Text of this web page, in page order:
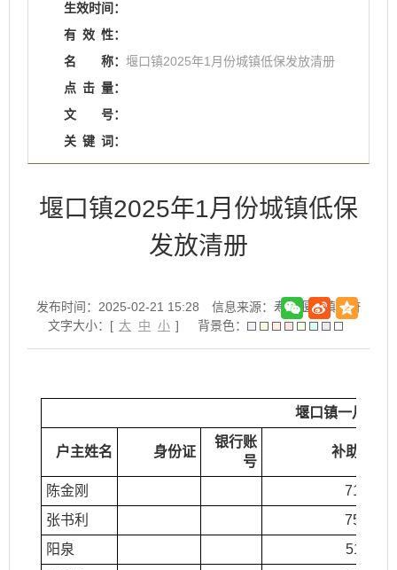
生效时间：
有 效 性：
名
称： 堰口镇2025年1月份城镇低保发放清册
点 击 量：
文
号：
关 键 词：
堰口镇2025年1月份城镇低保
发放清册
发布时间：2025-02-21 15:28
信息来源：寿县堰口镇政府
文字大小：[ 大 中 小 ] 背景色：
堰口镇一月份
户主姓名 身份证
银行账
号
补助金额
陈金刚
714.00
张书利
758.00
阳泉
511.00